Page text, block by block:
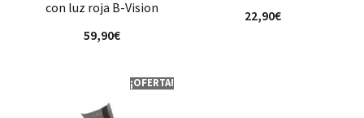
con luz roja B-Vision
59,90€
22,90€
¡OFERTA!